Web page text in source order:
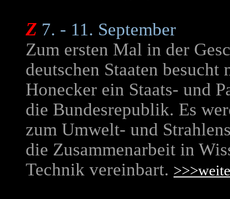
Z 7. - 11. September
Zum ersten Mal in der
deutschen Staaten besucht
Honecker ein Staats- und
die Bundesrepublik. Es
zum Umwelt- und
die Zusammenarbeit in
Technik vereinbart.